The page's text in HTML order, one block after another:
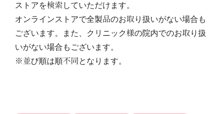
ストアを検索していただけます。
オンラインストアで全製品のお取り扱いがない場合も
ございます。また、クリニック様の院内でのお取り扱
いがない場合もございます。
※並び順は順不同となります。